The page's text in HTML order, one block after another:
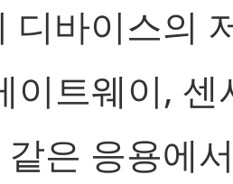
디바이스의
이트웨이, 센
은 응용에